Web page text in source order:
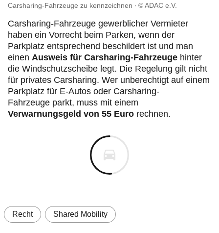
Carsharing-Fahrzeuge zu kennzeichnen
© ADAC e.V.
Carsharing-Fahrzeuge gewerblicher Vermieter
haben ein Vorrecht beim Parken, wenn der
Parkplatz entsprechend beschildert ist und man
einen Ausweis für Carsharing-Fahrzeuge hinter
die Windschutzscheibe legt. Die Regelung gilt nicht
für privates Carsharing. Wer unberechtigt auf einem
Parkplatz für E-Autos oder Carsharing-
Fahrzeuge parkt, muss mit einem
Verwarnungsgeld von 55 Euro rechnen.
Recht Shared Mobility